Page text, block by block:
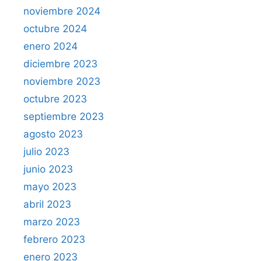
noviembre 2024
octubre 2024
enero 2024
diciembre 2023
noviembre 2023
octubre 2023
septiembre 2023
agosto 2023
julio 2023
junio 2023
mayo 2023
abril 2023
marzo 2023
febrero 2023
enero 2023